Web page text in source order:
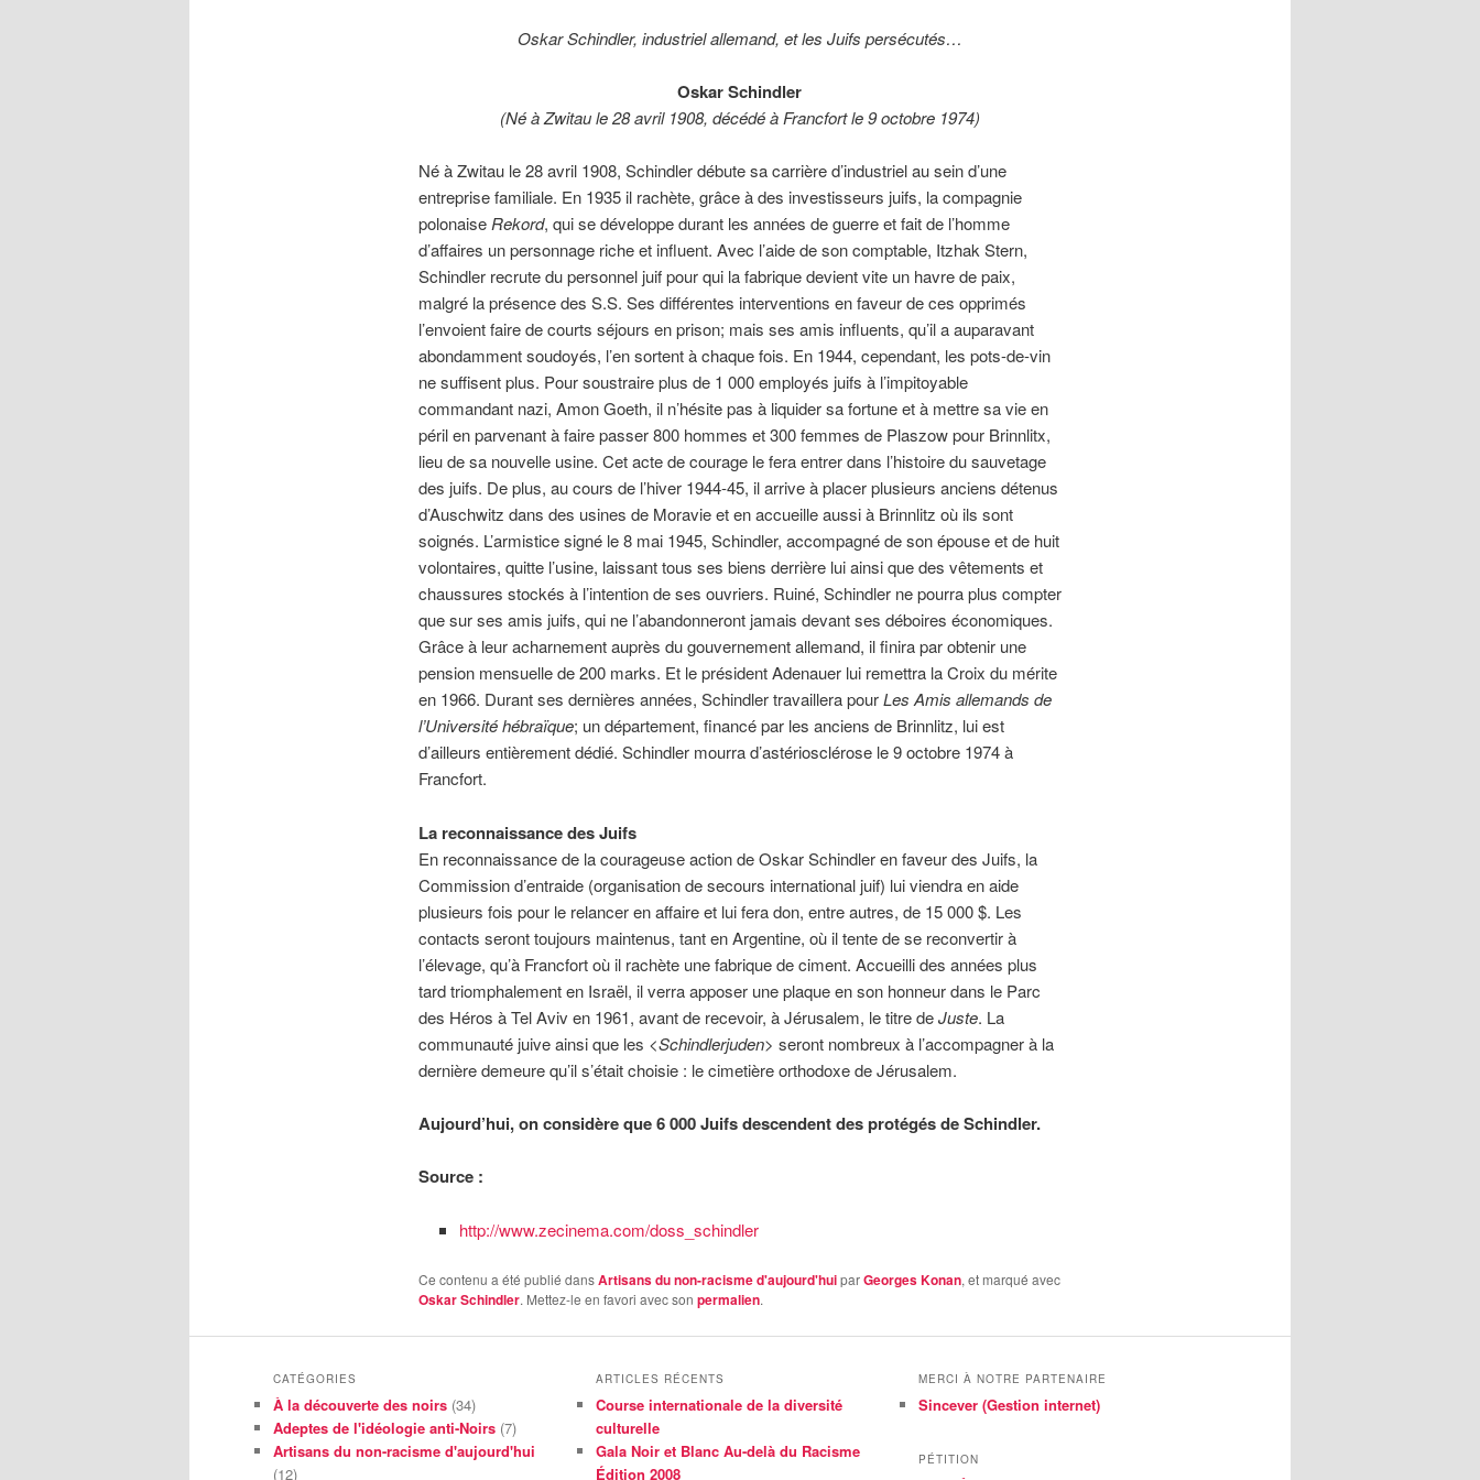
Oskar Schindler, industriel allemand, et les Juifs persécutés…
Oskar Schindler
(Né à Zwitau le 28 avril 1908, décédé à Francfort le 9 octobre 1974)
Né à Zwitau le 28 avril 1908, Schindler débute sa carrière d’industriel au sein d’une
entreprise familiale. En 1935 il rachète, grâce à des investisseurs juifs, la compagnie
polonaiseRekord, qui se développe durant les années de guerre et fait de l’homme
d’affaires un personnage riche et influent. Avec l’aide de son comptable, Itzhak Stern,
Schindler recrute du personnel juif pour qui la fabrique devient vite un havre de paix,
malgré la présence des S.S. Ses différentes interventions en faveur de ces opprimés
l’envoient faire de courts séjours en prison; mais ses amis influents, qu’il a auparavant
abondamment soudoyés, l’en sortent à chaque fois. En 1944, cependant, les pots-de-vin
ne suffisent plus. Pour soustraire plus de 1 000 employés juifs à l’impitoyable
commandant nazi, Amon Goeth, il n’hésite pas à liquider sa fortune et à mettre sa vie en
péril en parvenant à faire passer 800 hommes et 300 femmes de Plaszow pour Brinnlitx,
lieu de sa nouvelle usine. Cet acte de courage le fera entrer dans l’histoire du sauvetage
des juifs. De plus, au cours de l’hiver 1944-45, il arrive à placer plusieurs anciens détenus
d’Auschwitz dans des usines de Moravie et en accueille aussi à Brinnlitz où ils sont
soignés. L’armistice signé le 8 mai 1945, Schindler, accompagné de son épouse et de huit
volontaires, quitte l’usine, laissant tous ses biens derrière lui ainsi que des vêtements et
chaussures stockés à l’intention de ses ouvriers. Ruiné, Schindler ne pourra plus compter
que sur ses amis juifs, qui ne l’abandonneront jamais devant ses déboires économiques.
Grâce à leur acharnement auprès du gouvernement allemand, il finira par obtenir une
pension mensuelle de 200 marks. Et le président Adenauer lui remettra la Croix du mérite
en 1966. Durant ses dernières années, Schindler travaillera pourLes Amis allemands de
l’Université hébraïque; un département, financé par les anciens de Brinnlitz, lui est
d’ailleurs entièrement dédié. Schindler mourra d’astériosclérose le 9 octobre 1974 à
Francfort.
La reconnaissance des Juifs
En reconnaissance de la courageuse action de Oskar Schindler en faveur des Juifs, la
Commission d’entraide (organisation de secours international juif) lui viendra en aide
plusieurs fois pour le relancer en affaire et lui fera don, entre autres, de 15 000 $. Les
contacts seront toujours maintenus, tant en Argentine, où il tente de se reconvertir à
l’élevage, qu’à Francfort où il rachète une fabrique de ciment. Accueilli des années plus
tard triomphalement en Israël, il verra apposer une plaque en son honneur dans le Parc
des Héros à Tel Aviv en 1961, avant de recevoir, à Jérusalem, le titre deJuste. La
communauté juive ainsi que les <Schindlerjuden> seront nombreux à l’accompagner à la
dernière demeure qu’il s’était choisie : le cimetière orthodoxe de Jérusalem.
Aujourd’hui, on considère que 6 000 Juifs descendent des protégés de Schindler.
Source :
http://www.zecinema.com/doss_schindler
Ce contenu a été publié dansArtisans du non-racisme d'aujourd'huiparGeorges Konan, et marqué avec
Oskar Schindler. Mettez-le en favori avec son permalien.
CATÉGORIES
À la découverte des noirs (34)
Adeptes de l'idéologie anti-Noirs (7)
Artisans du non-racisme d'aujourd'hui
(12)
ARTICLES RÉCENTS
Course internationale de la diversité
culturelle
Gala Noir et Blanc Au-delà du Racisme
Édition 2008
MERCI À NOTRE PARTENAIRE
Sincever (Gestion internet)
PÉTITION